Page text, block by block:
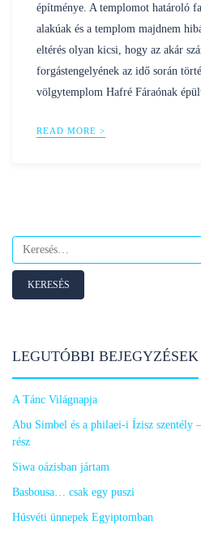
építménye. A templomot határoló
alakúak és a templom majdnem
eltérés olyan kicsi, hogy az akár
forgástengelyének az idő során
völgytemplom Hafré Fáraónak
READ MORE >
Keresés:
LEGUTÓBBI BEJEGYZÉSEK
A Tánc Világnapja
Abu Simbel és a philaei-i Ízisz szentély
rész
Siwa oázisban jártam
Basbousa… csak egy puszi
Húsvéti ünnepek Egyiptomban